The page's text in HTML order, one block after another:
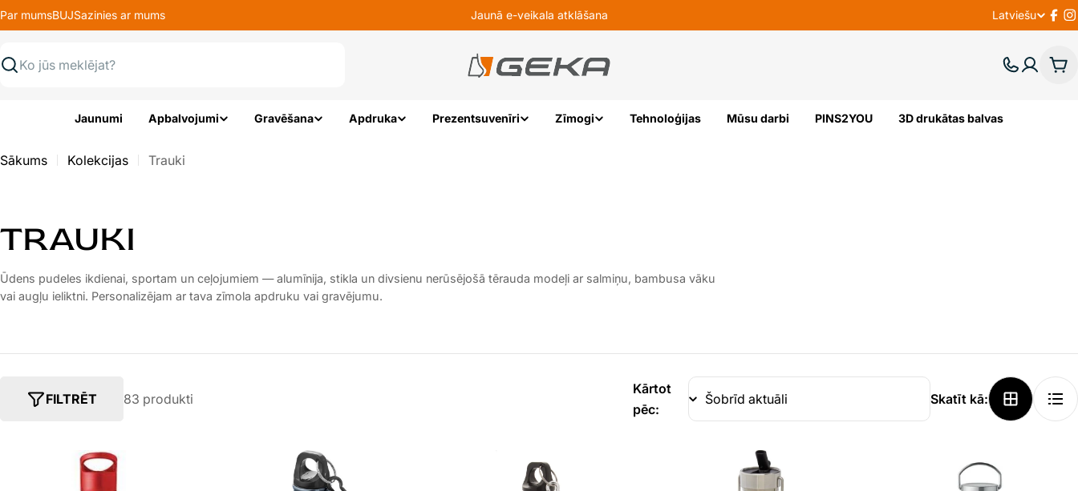
Pāriet
uz
Par mumsBUJSazinies ar mums Jaunā e-veikala atklāšana
V
A
O
Latviešu
Meklēt
Jaunumi Apbalvojumi Gravēšana Apdruka Prezentsuvenīri Zīmogi Tehnoloģijas Mūsu darbi PINS2YOU 3D drukātas balvas
Sākums Kolekcijas Trauki
K
A
E
TRAUKI
Ūdens pudeles ikdienai, sportam un ceļojumiem — alumīnija, stikla un divsienu nerūsējošā tērauda modeļi ar salmiņu, bambusa vāku
vai augļu ieliktni. Personalizējam ar tava zīmola apdruku vai gravējumu.
83 produkti
FILTRĒT
Kārtot
pēc:
Skatīt kā: